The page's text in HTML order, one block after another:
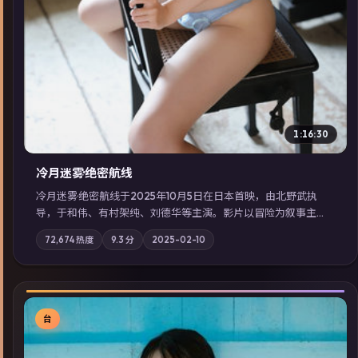
1:16:30
冷月迷雾·绝密航线
冷月迷雾·绝密航线于2025年10月5日在日本首映，由北野武执
导，于和伟、有村架纯、刘德华等主演。影片以冒险为叙事主
轴，记忆碎片重组后，主角发现自己从未活过“真实”的一天；摄
影与配乐强化地域气质；站内亦可通过「国产免费观看高清电视
剧在线看」延展检索同类型高分佳作，畅享高清在线追剧体验。
72,674热度 9.3 分 2025-02-10
台